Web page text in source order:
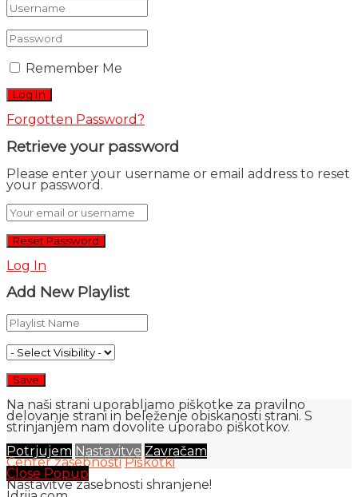
Remember Me
Forgotten Password?
Retrieve your password
Please enter your username or email address to reset
your password.
Log In
Add New Playlist
Na naši strani uporabljamo piškotke za pravilno
delovanje strani in beleženje obiskanosti strani. S
strinjanjem nam dovolite uporabo piškotkov.
Potrjujem Nastavitve Zavračam
Center zasebnosti Piškotki
Close Popup
Nastavitve zasebnosti shranjene!